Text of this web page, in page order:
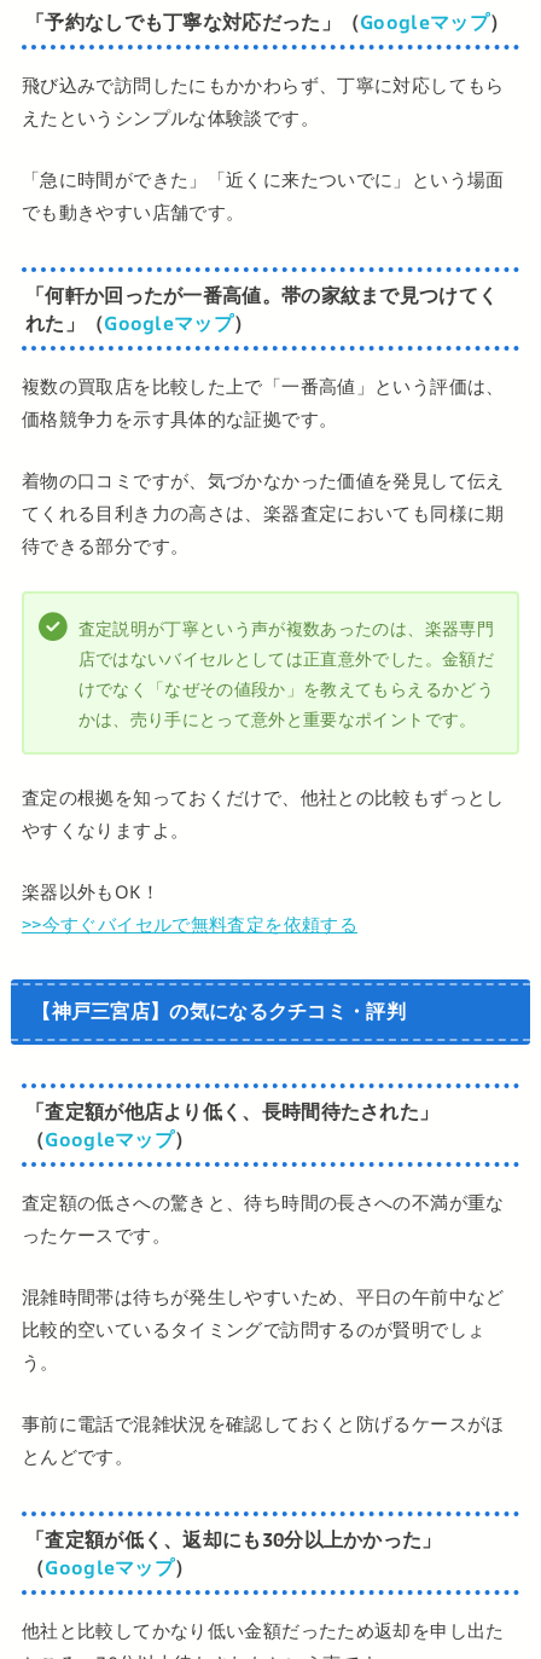
「予約なしでも丁寧な対応だった」（Googleマップ）
飛び込みで訪問したにもかかわらず、丁寧に対応してもら
えたというシンプルな体験談です。
「急に時間ができた」「近くに来たついでに」という場面
でも動きやすい店舗です。
「何軒か回ったが一番高値。帯の家紋まで見つけてく
れた」（Googleマップ）
複数の買取店を比較した上で「一番高値」という評価は、
価格競争力を示す具体的な証拠です。
着物の口コミですが、気づかなかった価値を発見して伝え
てくれる目利き力の高さは、楽器査定においても同様に期
待できる部分です。
査定説明が丁寧という声が複数あったのは、楽器専門
店ではないバイセルとしては正直意外でした。金額だ
けでなく「なぜその値段か」を教えてもらえるかどう
かは、売り手にとって意外と重要なポイントです。
査定の根拠を知っておくだけで、他社との比較もずっとし
やすくなりますよ。
楽器以外もOK！
>>今すぐバイセルで無料査定を依頼する
【神戸三宮店】の気になるクチコミ・評判
「査定額が他店より低く、長時間待たされた」
（Googleマップ）
査定額の低さへの驚きと、待ち時間の長さへの不満が重な
ったケースです。
混雑時間帯は待ちが発生しやすいため、平日の午前中など
比較的空いているタイミングで訪問するのが賢明でしょ
う。
事前に電話で混雑状況を確認しておくと防げるケースがほ
とんどです。
「査定額が低く、返却にも30分以上かかった」
（Googleマップ）
他社と比較してかなり低い金額だったため返却を申し出た